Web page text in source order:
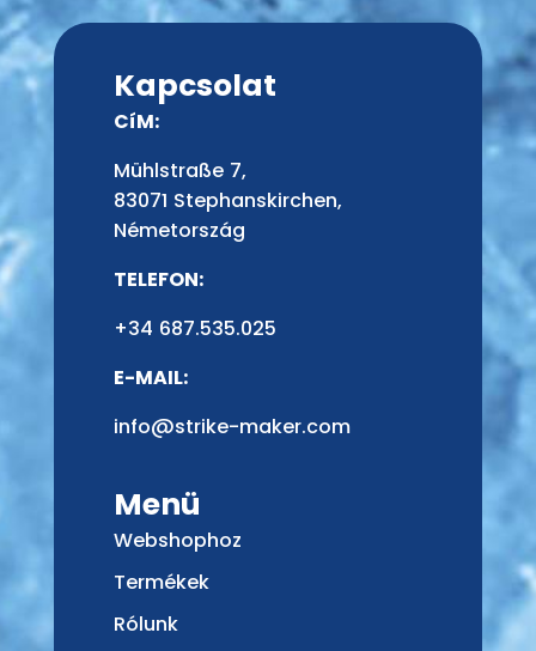
Kapcsolat
CíM:
Mühlstraße 7,
83071 Stephanskirchen,
Németország
TELEFON:
+34 687.535.025
E-MAIL:
info@strike-maker.com
Menü
Webshophoz
Termékek
Rólunk